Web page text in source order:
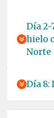
Día
hielo
Norte
Día 8: